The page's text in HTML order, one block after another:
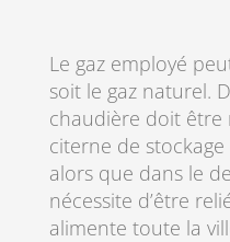
Le gaz employé
soit le gaz naturel.
chaudière doit être
citerne de
alors que dans le
nécessite d’être
alimente toute la